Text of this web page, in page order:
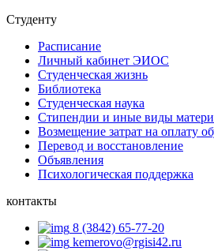
Студенту
Расписание
Личный кабинет ЭИОС
Студенческая жизнь
Библиотека
Студенческая наука
Стипендии и иные виды
Возмещение затрат на оплату
Перевод и восстановление
Объявления
Психологическая поддержка
контакты
8 (3842) 65-77-20
kemerovo@rgisi42.ru